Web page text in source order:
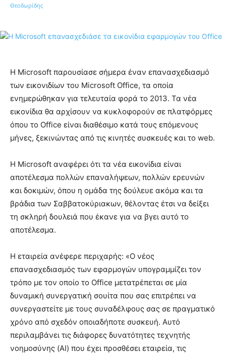
Η Microsoft παρουσίασε σήμερα έναν επανασχεδιασμό
των εικονιδίων του Microsoft Office, τα οποία
ενημερώθηκαν για τελευταία φορά το 2013. Τα νέα
εικονίδια θα αρχίσουν να κυκλοφορούν σε πλατφόρμες
όπου το Office είναι διαθέσιμο κατά τους επόμενους
μήνες, ξεκινώντας από τις κινητές συσκευές και το web.
Η Microsoft αναφέρει ότι τα νέα εικονίδια είναι
αποτέλεσμα πολλών επαναλήψεων, πολλών ερευνών
και δοκιμών, όπου η ομάδα της δούλευε ακόμα και τα
βράδια των Σαββατοκύριακων, θέλοντας έτσι να δείξει
τη σκληρή δουλειά που έκανε για να βγει αυτό το
αποτέλεσμα.
Η εταιρεία ανέφερε περιχαρής: «Ο νέος
επανασχεδιασμός των εφαρμογών υπογραμμίζει τον
τρόπο με τον οποίο το Office μετατρέπεται σε μία
δυναμική συνεργατική σουίτα που σας επιτρέπει να
συνεργαστείτε με τους συναδέλφους σας σε πραγματικό
χρόνο από σχεδόν οποιαδήποτε συσκευή. Αυτό
περιλαμβάνει τις διάφορες δυνατότητες τεχνητής
νοημοσύνης (AI) που έχει προσθέσει εταιρεία, τις